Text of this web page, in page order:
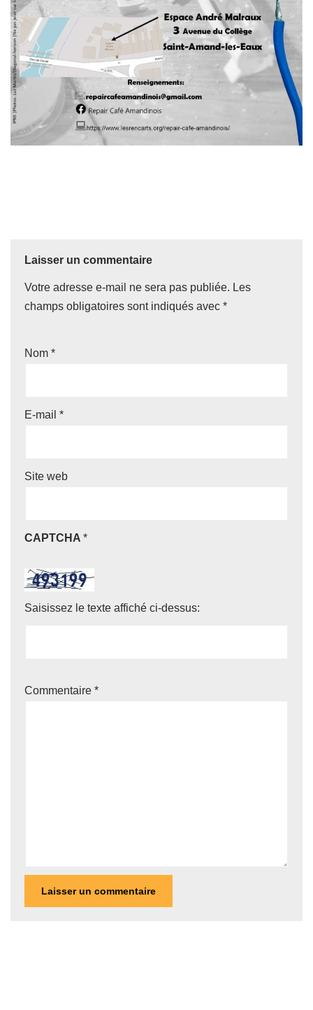
Laisser un commentaire
Votre adresse e-mail ne sera pas publiée. Les
champs obligatoires sont indiqués avec *
Nom *
E-mail *
Site web
CAPTCHA *
Saisissez le texte affiché ci-dessus:
Commentaire *